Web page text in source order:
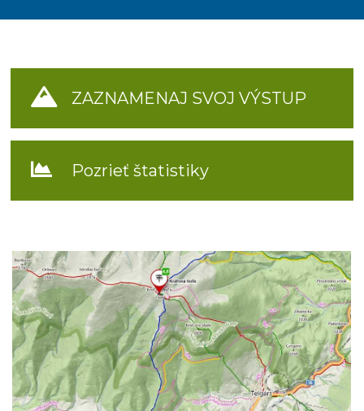
ZAZNAMENAJ SVOJ VÝSTUP
Pozrieť štatistiky